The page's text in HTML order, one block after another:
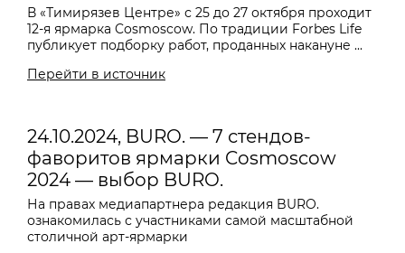
В «Тимирязев Центре» с 25 до 27 октября проходит
12-я ярмарка Cosmoscow. По традиции Forbes Life
публикует подборку работ, проданных накануне ...
Перейти в источник
24.10.2024, BURO. — 7 стендов-
фаворитов ярмарки Cosmoscow
2024 — выбор BURO.
На правах медиапартнера редакция BURO.
ознакомилась с участниками самой масштабной
столичной арт-ярмарки